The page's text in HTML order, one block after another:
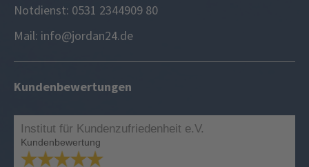
Notdienst: 0531 2344909 80
Mail: info@jordan24.de
Kundenbewertungen